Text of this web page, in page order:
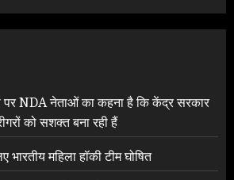
पर NDA नेताओं का कहना है कि केंद्र सरकार
को सशक्त बना रही हैं
महिला हॉकी टीम घोषित